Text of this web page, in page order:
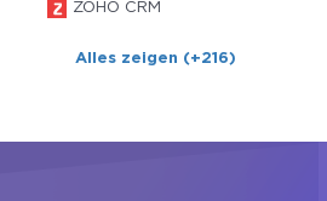
ZOHO CRM
Alles zeigen (+216)